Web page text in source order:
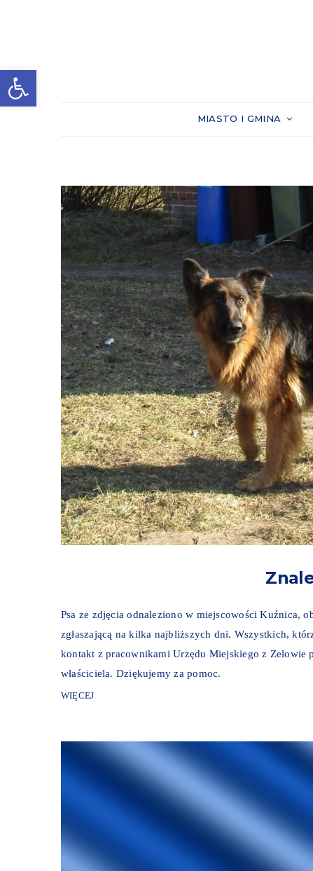
Otwórz pasek narzędzi
MIASTO I GMINA
Psa ze zdjęcia odnaleziono w miejscowości Kuźnica,
zgłaszającą na kilka najbliższych dni. Wszystkich,
kontakt z pracownikami Urzędu Miejskiego z Zelowie
właściciela. Dziękujemy za pomoc.
WIĘCEJ